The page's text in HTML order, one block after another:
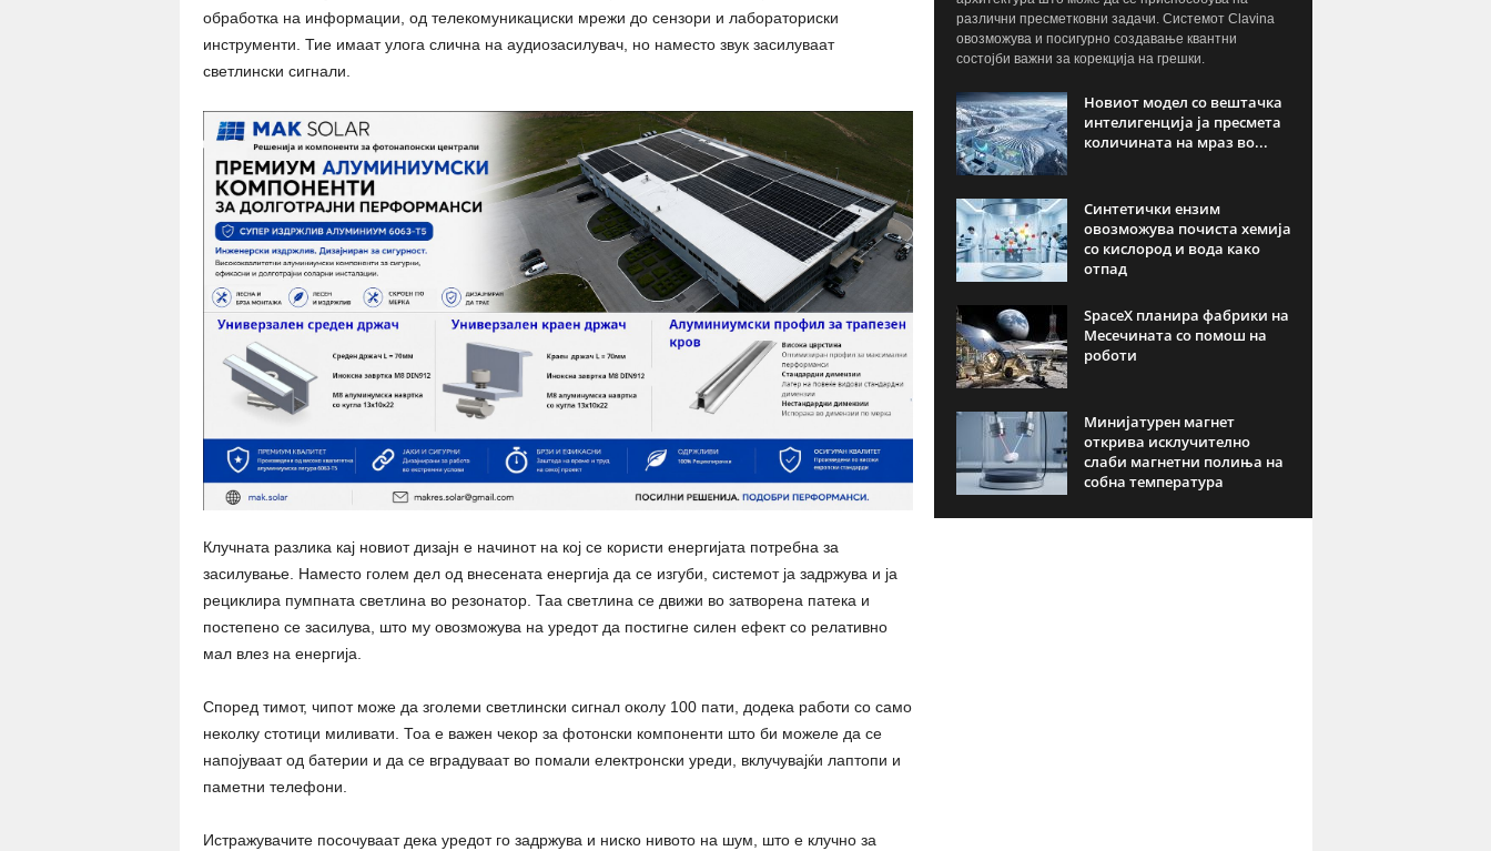
обработка на информации, од телекомуникациски мрежи до сензори и лабораториски
инструменти. Тие имаат улога слична на аудиозасилувач, но наместо звук засилуваат
светлински сигнали.
Клучната разлика кај новиот дизајн е начинот на кој се користи енергијата потребна за
засилување. Наместо голем дел од внесената енергија да се изгуби, системот ја задржува и ја
рециклира пумпната светлина во резонатор. Таа светлина се движи во затворена патека и
постепено се засилува, што му овозможува на уредот да постигне силен ефект со релативно
мал влез на енергија.
Според тимот, чипот може да зголеми светлински сигнал околу 100 пати, додека работи со само
неколку стотици миливати. Тоа е важен чекор за фотонски компоненти што би можеле да се
напојуваат од батерии и да се вградуваат во помали електронски уреди, вклучувајќи лаптопи и
паметни телефони.
Истражувачите посочуваат дека уредот го задржува и ниско нивото на шум, што е клучно за
различни пресметковни задачи. Системот Clavina
овозможува и посигурно создавање квантни
состојби важни за корекција на грешки.
Новиот модел со вештачка
интелигенција ја пресмета
количината на мраз во...
Синтетички ензим
овозможува почиста хемија
со кислород и вода како
отпад
SpaceX планира фабрики на
Месечината со помош на
роботи
Минијатурен магнет
открива исклучително
слаби магнетни полиња на
собна температура